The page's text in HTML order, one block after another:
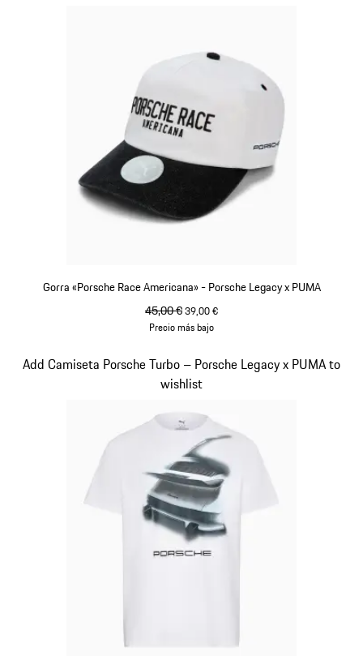
Gorra «Porsche Race Americana» - Porsche Legacy x PUMA
precio original
45,00 €precio de venta
39,00 €
Precio más bajo
Add Camiseta Porsche Turbo – Porsche Legacy x PUMA to
wishlist
Diapositiva 7 de 10